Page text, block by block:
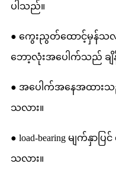
ပါသည်။
● ကွေးညွတ်ထောင့်မှန်သလာ
ဘော့လုံးအပေါက်သည် ခ
● အပေါက်အနေအထားသည်
သလား။
● load-bearing မျက်နှာ
သလား။